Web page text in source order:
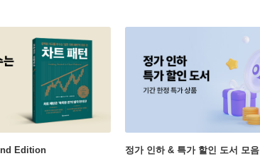
Edition 정가 인하 & 특가 할인 도서 모음